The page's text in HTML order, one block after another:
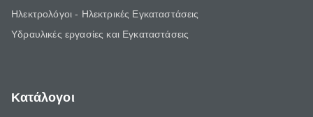
Ηλεκτρολόγοι - Ηλεκτρικές Εγκαταστάσεις
Υδραυλικές εργασίες και Εγκαταστάσεις
Κατάλογοι